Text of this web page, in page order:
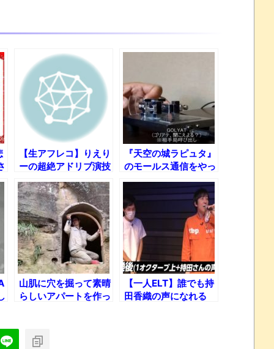
【生アフレコ】りえり
ーの超絶アドリブ演技
力ｗ【高橋李依】
『天空の城ラピュタ』
のモールス通信をやっ
てみた
山肌に穴を掘って素晴
らしいアパートを作っ
【一人ELT】誰でも持
田香織の声になれる